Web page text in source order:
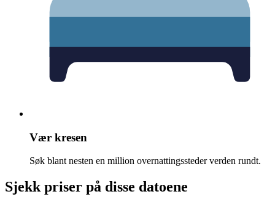
Vær kresen
Søk blant nesten en million overnattingssteder verden rundt.
Sjekk priser på disse datoene